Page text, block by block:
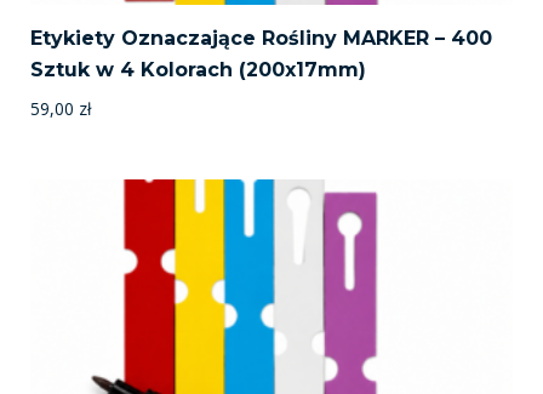
Etykiety Oznaczające Rośliny MARKER – 400
Sztuk w 4 Kolorach (200x17mm)
59,00 zł